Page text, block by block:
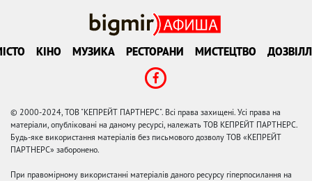
КІНО МУЗИКА РЕСТОРАНИ МИСТЕЦТВО
© 2000-2024, ТОВ "КЕПРЕЙТ ПАРТНЕРС". Всі права захищені. Усі права на
матеріали, опубліковані на даному ресурсі, належать ТОВ КЕПРЕЙТ ПАРТНЕРС.
Будь-яке використання матеріалів без письмового дозволу ТОВ «КЕПРЕЙТ
ПАРТНЕРС» заборонено.
При правомірному використанні матеріалів даного ресурсу гіперпосилання на